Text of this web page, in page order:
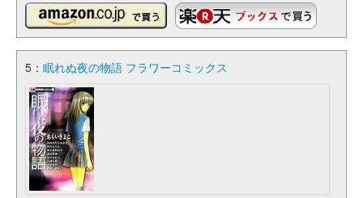
5： 眠れぬ夜の物語 フラワーコミックス